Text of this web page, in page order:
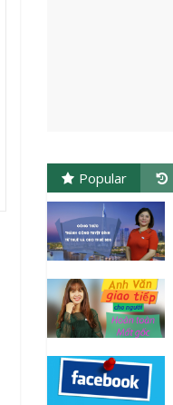
Popular